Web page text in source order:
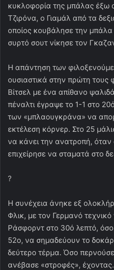
κυκλοφορία της μπάλας έξω
Τζιρόνα, ο Γιαμάλ από τα
οποίος κουβάλησε την
συρτό σουτ νίκησε τον
Η απάντηση των
ουσιαστικά στην πρώτη τους
Βίτσελ με ένα απίθανο
πέναλτι έγραψε το 1-1 στο
των «μπλαουγκράνα» να
εκτέλεση κόρνερ. Στο 25
να κάνει την ανατροπή, όταν
επιχείρησε να σταματά στο
?
Η συνέχεια άνηκε εξ
Φλικ, με τον Γερμανό
Ράσφορντ στο 30ό λεπτό,
52ο, να σημαδεύουν το
δεύτερο τέρμα. Όσο
ανέβασε «στροφές»,